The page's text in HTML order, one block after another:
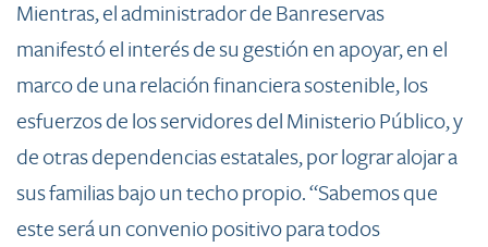
Mientras, el administrador de Banreservas
manifestó el interés de su gestión en apoyar, en el
marco de una relación financiera sostenible, los
esfuerzos de los servidores del Ministerio Público, y
de otras dependencias estatales, por lograr alojar a
sus familias bajo un techo propio. “Sabemos que
este será un convenio positivo para todos